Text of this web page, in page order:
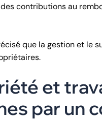
contributions au
que la gestion et le
et
par un